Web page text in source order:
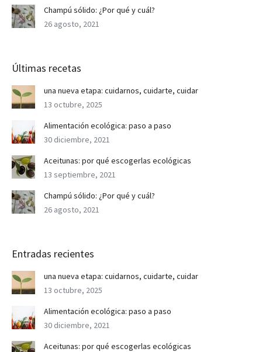
Champú sólido: ¿Por qué y cuál?
26 agosto, 2021
Últimas recetas
una nueva etapa: cuidarnos, cuidarte, cuidar
13 octubre, 2025
Alimentación ecológica: paso a paso
30 diciembre, 2021
Aceitunas: por qué escogerlas ecológicas
13 septiembre, 2021
Champú sólido: ¿Por qué y cuál?
26 agosto, 2021
Entradas recientes
una nueva etapa: cuidarnos, cuidarte, cuidar
13 octubre, 2025
Alimentación ecológica: paso a paso
30 diciembre, 2021
Aceitunas: por qué escogerlas ecológicas